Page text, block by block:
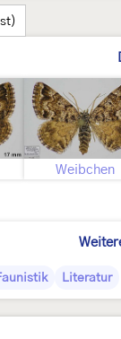
Weibchen
Literatur